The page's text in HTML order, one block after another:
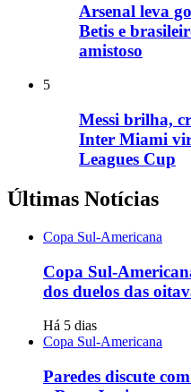
Arsenal leva
Betis e
amistoso
5
Messi brilha,
Inter Miami
Leagues Cup
Últimas Notícias
Copa Sul-Americana
Copa Sul-
dos duelos das
Há 5 dias
Copa Sul-Americana
Paredes discute